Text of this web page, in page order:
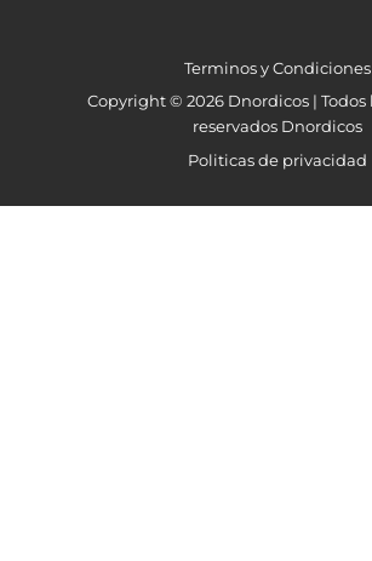
Terminos y Condiciones
Copyright © 2026 Dnordicos | Todos
reservados Dnordicos
Politicas de privacidad